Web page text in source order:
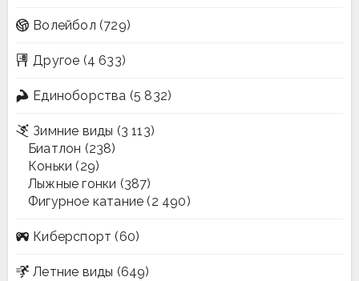
Волейбол (729)
Другое (4 633)
Единоборства (5 832)
Зимние виды (3 113)
Биатлон (238)
Коньки (29)
Лыжные гонки (387)
Фигурное катание (2 490)
Киберспорт (60)
Летние виды (649)